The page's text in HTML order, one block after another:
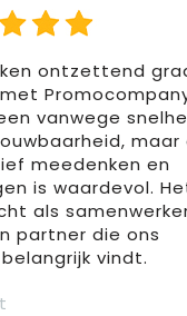
ontzettend
vanwege
maar
meedenken en
is waardevol.
als
partner die ons
vindt.